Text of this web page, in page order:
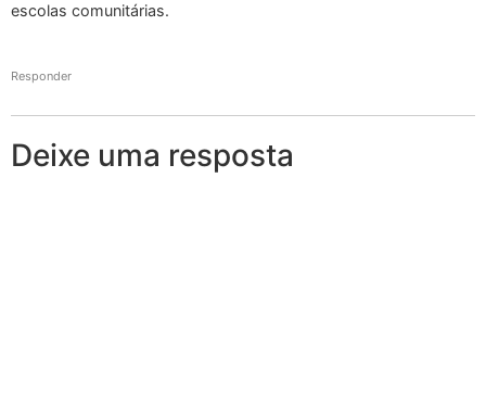
escolas comunitárias.
Responder
Deixe uma resposta